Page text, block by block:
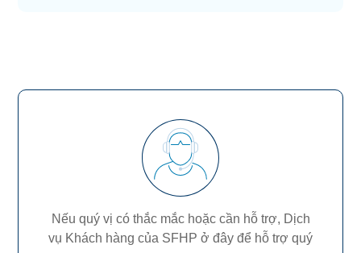
Nếu quý vị có thắc mắc hoặc cần hỗ trợ, Dịch
vụ Khách hàng của SFHP ở đây để hỗ trợ quý